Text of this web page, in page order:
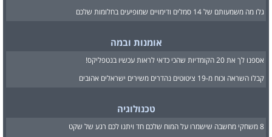
גלו מה משמעותם של 14 סמלים ודימויים שמופיעים בחלומות שלכם
אומנות ובמה
אספנו לך את 20 הקומדיות שהכי כדאי לראות עכשיו בנטפליקס!
קבלו השראה וכוח מ-19 ציטוטים נהדרים משירים ישראלים אהובים
טכנולוגיה
8 משחקי מחשבה שישמרו על המוח שלכם חד ויתנו לכם רגע של שקט